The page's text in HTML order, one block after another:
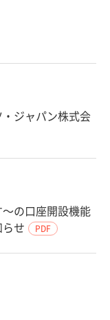
ジャパン株式会
の口座開設機能
せ
PDF